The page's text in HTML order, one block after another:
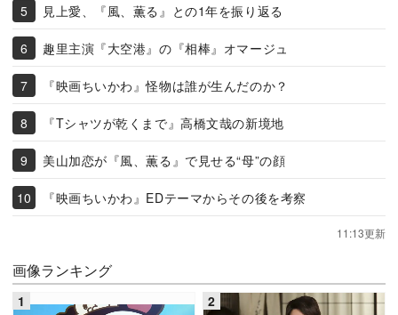
見上愛、『風、薫る』との1年を振り返る
趣里主演『大空港』の『相棒』オマージュ
『映画ちいかわ』怪物は誰が生んだのか？
『Tシャツが乾くまで』高橋文哉の新境地
美山加恋が『風、薫る』で見せる“母”の顔
『映画ちいかわ』EDテーマからその後を考察
11:13更新
画像ランキング